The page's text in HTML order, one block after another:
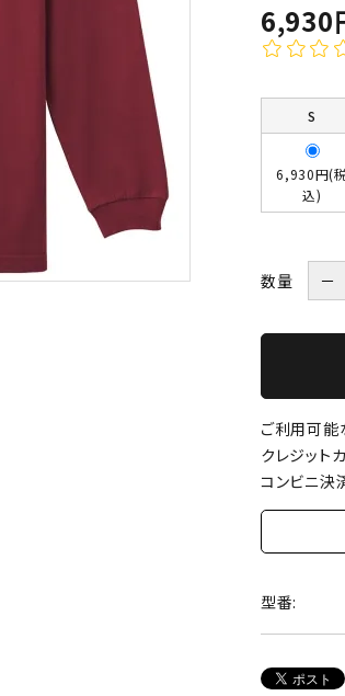
6,930
S
6,930円(税
込)
数量 －
ご利用可能
クレジット
コンビニ決
型番: